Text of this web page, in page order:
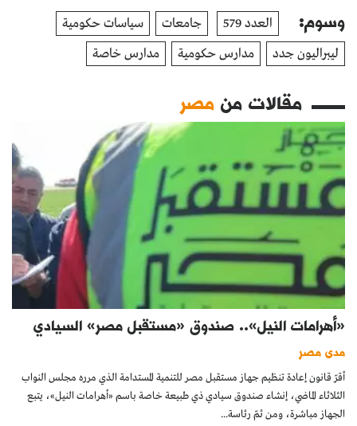
وسوم: العدد 579 جامعات
سياسات حكومية
ليبراليون جدد
مدارس حكومية مدارس خاصة
مقالات منمصر
«أهرامات النيل».. صندوق «مستقبل مصر» السيادي
مدى مصر
أقرّ قانون إعادة تنظيم جهاز مستقبل مصر للتنمية المستدامة الذي مرره مجلس النواب
الثلاثاء الماضي، إنشاء صندوق سيادي ذي طبيعة خاصة باسم «أهرامات النيل»، يتبع
الجهاز مباشرة، ومن ثمّ رئاسة...